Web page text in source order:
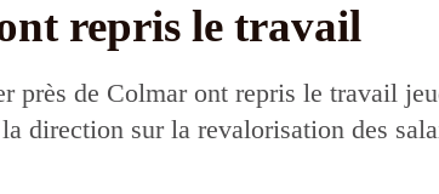
repris le travail
près de Colmar ont repris le travail
direction sur la revalorisation des